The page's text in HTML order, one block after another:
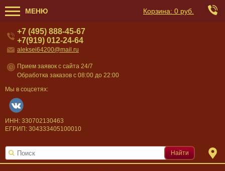
МЕНЮ Корзина: 0 руб.
+7 (495) 888-45-67
+7(919) 012-24-64
aleksei64200@mail.ru
Прием заявок с сайта 24/7
Обработка заказов с 08:00 до 22:00
Мы в соцсетях:
ИНН: 330702130463
ЕГРИП: 304333405100010
Найти